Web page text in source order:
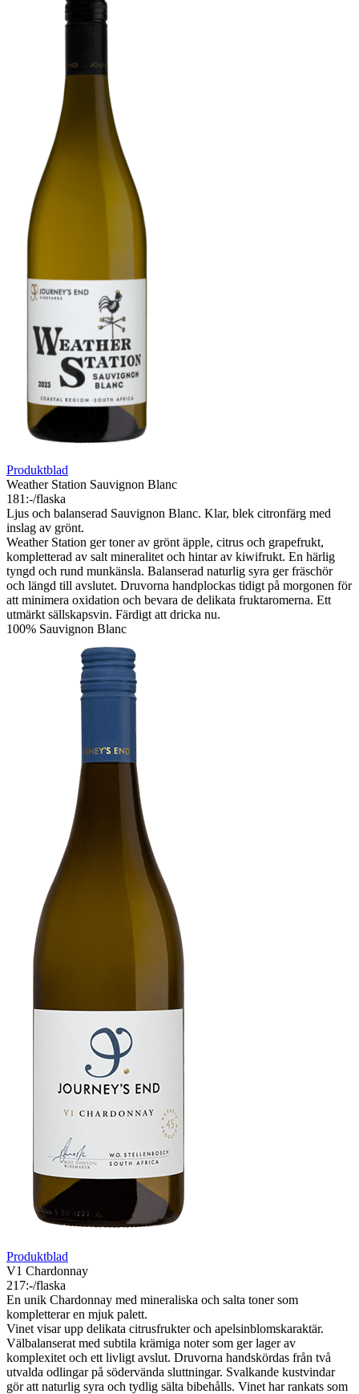
att minimera oxidation och bevara de delikata fruktaromerna. Ett
utmärkt sällskapsvin. Färdigt att dricka nu.
V1 Chardonnay
En unik Chardonnay med mineraliska och salta toner som
kompletterar en mjuk palett.
Vinet visar upp delikata citrusfrukter och apelsinblomskaraktär.
Välbalanserat med subtila krämiga noter som ger lager av
komplexitet och ett livligt avslut. Druvorna handskördas från två
utvalda odlingar på södervända sluttningar. Svalkande kustvindar
gör att naturlig syra och tydlig sälta bibehålls. Vinet har rankats som
en topp 10 Chardonnay i Sydafrika.
100% Chardonnay